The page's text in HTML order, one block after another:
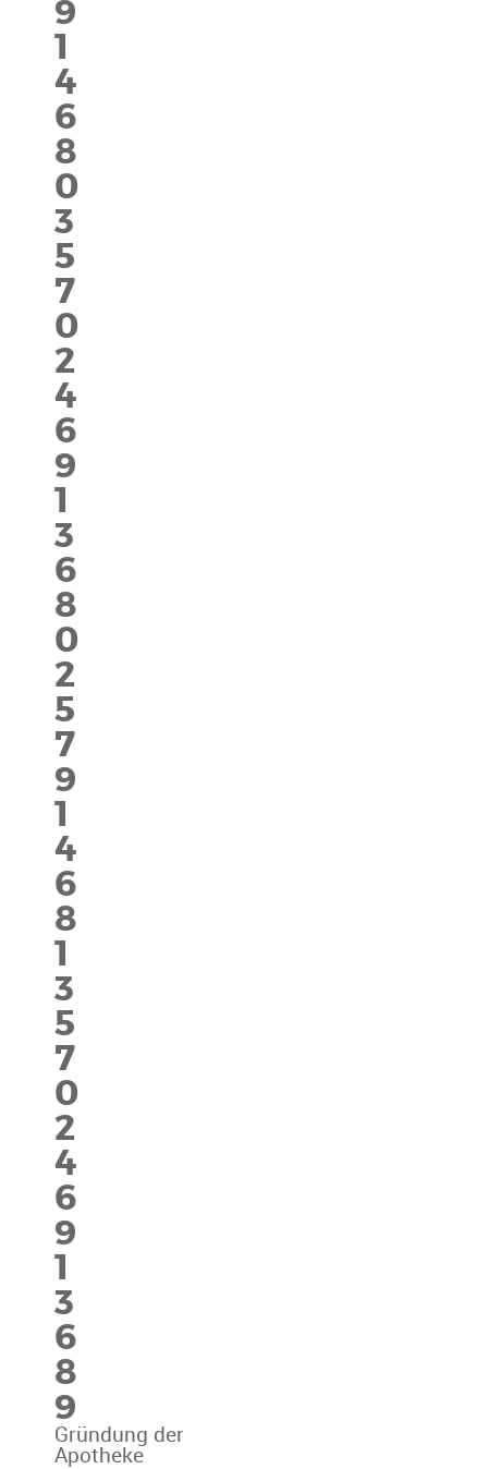
9
1
4
6
8
0
3
5
7
0
2
4
6
9
1
3
6
8
0
2
5
7
9
1
4
6
8
1
3
5
7
0
2
4
6
9
1
3
6
8
9
Gründung der
Apotheke